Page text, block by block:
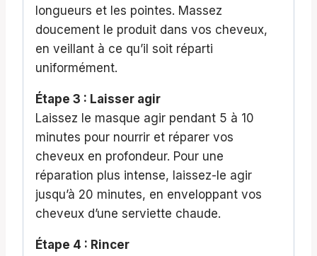
longueurs et les pointes. Massez
doucement le produit dans vos cheveux,
en veillant à ce qu’il soit réparti
uniformément.
Étape 3 : Laisser agir
Laissez le masque agir pendant 5 à 10
minutes pour nourrir et réparer vos
cheveux en profondeur. Pour une
réparation plus intense, laissez-le agir
jusqu’à 20 minutes, en enveloppant vos
cheveux d’une serviette chaude.
Étape 4 : Rincer